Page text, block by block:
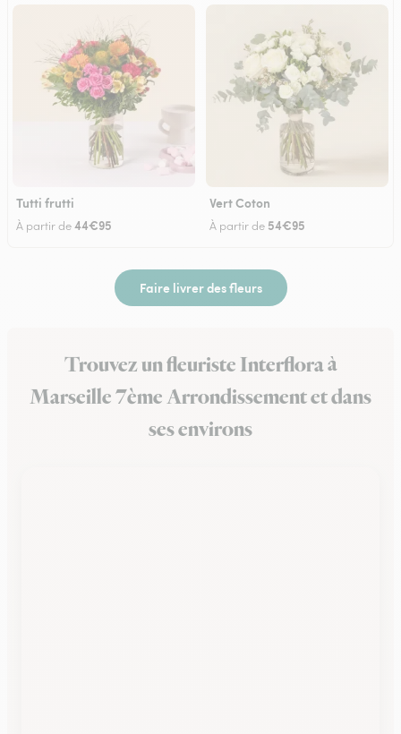
Tutti frutti
À partir de44€95
Vert Coton
À partir de 54€95
Faire livrer des fleurs
Trouvez un fleuriste Interflora à
Marseille 7ème Arrondissement et dans
ses environs